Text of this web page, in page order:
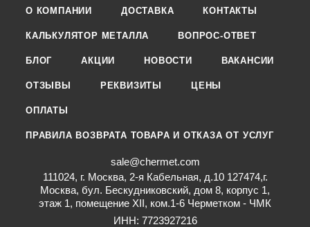
О КОМПАНИИ ДОСТАВКА КОНТАКТЫ
КАЛЬКУЛЯТОР МЕТАЛЛА ВОПРОС-ОТВЕТ
БЛОГ АКЦИИ НОВОСТИ ВАКАНСИИ
ОТЗЫВЫ РЕКВИЗИТЫ ЦЕНЫ
ОПЛАТЫ
ПРАВИЛА ВОЗВРАТА ТОВАРА И ОТКАЗА ОТ УСЛУГ
sale@chermet.com
111024, г. Москва, 2-я Кабельная, д.10 127474,г.
Москва, бул. Бескудниковский, дом 8, корпус 1,
этаж 1, помещение XII, ком.1-6 Черметком - ЧМК
ИНН: 7723927216